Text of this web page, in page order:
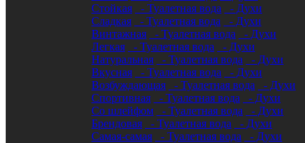
Стойкая
- Туалетная вода
- Духи
Сладкая
- Туалетная вода
- Духи
Винтажная
- Туалетная вода
- Духи
Легкая
- Туалетная вода
- Духи
Натуральная
- Туалетная вода
- Духи
Вкусная
- Туалетная вода
- Духи
Возбуждающая
- Туалетная вода
- Духи
Спортивная
- Туалетная вода
- Духи
Со шлейфом
- Туалетная вода
- Духи
Брендовая
- Туалетная вода
- Духи
Самая-самая
- Туалетная вода
- Духи